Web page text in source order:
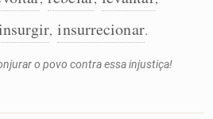
, insurrecionar.
o povo contra essa injustiça!